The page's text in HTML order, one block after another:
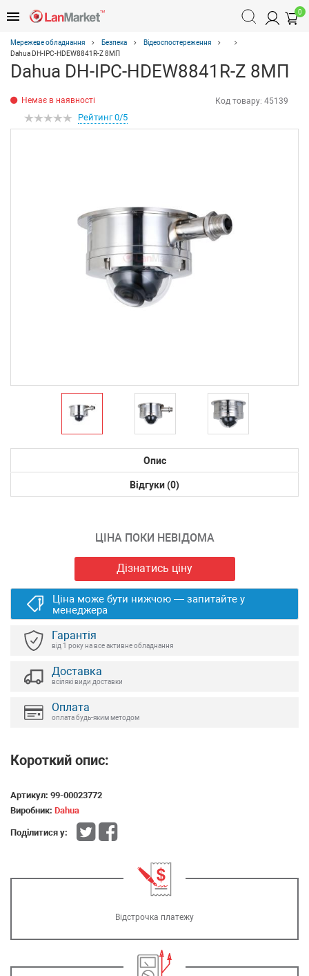
0
Мережеве обладнання Безпека
Відеоспостереження
Dahua DH-IPC-HDEW8841R-Z 8МП
Dahua DH-IPC-HDEW8841R-Z 8МП
Немає в наявності Код товару: 45139
Рейтинг 0/5
Опис
Відгуки (0)
ЦІНА ПОКИ НЕВІДОМА
Дізнатись ціну
Ціна може бути нижчою — запитайте у
менеджера
Гарантія
від 1 року на все активне обладнання
Доставка
всілякі види доставки
Оплата
оплата будь-яким методом
Короткий опис:
Артикул: 99-00023772
Виробник: Dahua
Поділитися у:
Відстрочка платежу